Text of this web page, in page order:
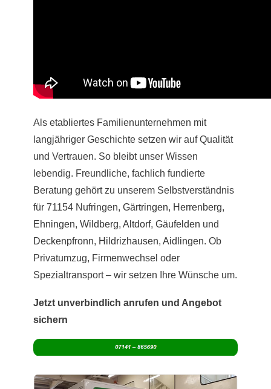
Als etabliertes Familienunternehmen mit
langjähriger Geschichte setzen wir auf Qualität
und Vertrauen. So bleibt unser Wissen
lebendig. Freundliche, fachlich fundierte
Beratung gehört zu unserem Selbstverständnis
für 71154 Nufringen, Gärtringen, Herrenberg,
Ehningen, Wildberg, Altdorf, Gäufelden und
Deckenpfronn, Hildrizhausen, Aidlingen. Ob
Privatumzug, Firmenwechsel oder
Spezialtransport – wir setzen Ihre Wünsche um.
Jetzt unverbindlich anrufen und Angebot
sichern